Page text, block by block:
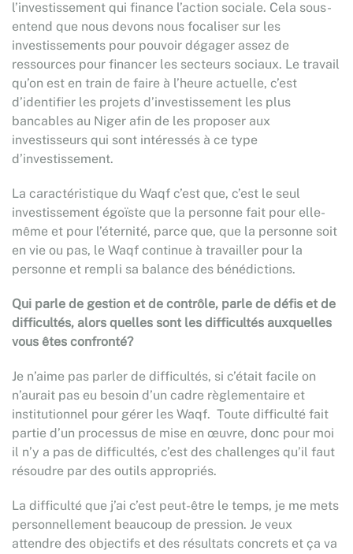
l’investissement qui finance l’action sociale. Cela sous-
entend que nous devons nous focaliser sur les
investissements pour pouvoir dégager assez de
ressources pour financer les secteurs sociaux. Le travail
qu’on est en train de faire à l’heure actuelle, c’est
d’identifier les projets d’investissement les plus
bancables au Niger afin de les proposer aux
investisseurs qui sont intéressés à ce type
d’investissement.
La caractéristique du Waqf c’est que, c’est le seul
investissement égoïste que la personne fait pour elle-
même et pour l’éternité, parce que, que la personne soit
en vie ou pas, le Waqf continue à travailler pour la
personne et rempli sa balance des bénédictions.
Qui parle de gestion et de contrôle, parle de défis et de
difficultés, alors quelles sont les difficultés auxquelles
vous êtes confronté?
Je n’aime pas parler de difficultés, si c’était facile on
n’aurait pas eu besoin d’un cadre règlementaire et
institutionnel pour gérer les Waqf. Toute difficulté fait
partie d’un processus de mise en œuvre, donc pour moi
il n’y a pas de difficultés, c’est des challenges qu’il faut
résoudre par des outils appropriés.
La difficulté que j’ai c’est peut-être le temps, je me mets
personnellement beaucoup de pression. Je veux
attendre des objectifs et des résultats concrets et ça va